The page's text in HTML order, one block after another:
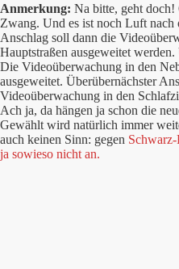
Anmerkung: Na bitte, geht
Zwang. Und es ist noch Luft nach
Anschlag soll dann die
Hauptstraßen ausgeweitet
Die Videoüberwachung in den
ausgeweitet. Überübernächster
Videoüberwachung in den
Ach ja, da hängen ja schon die
Gewählt wird natürlich immer
auch keinen Sinn: gegen
ja sowieso nicht an.